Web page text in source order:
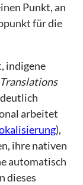
Punkt, an
für die
indigene
arbeitet
),
ihre nativen
automatisch
dieses